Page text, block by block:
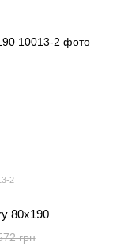
2
80x190
грн